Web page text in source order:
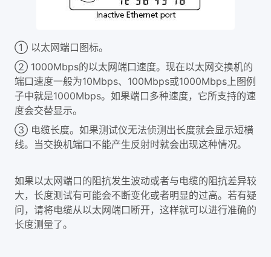
① 以太网端口图标。
② 1000Mbps的以太网端口速度。现在以太网交换机的
端口速度一般为10Mbps、100Mbps或1000Mbps上图例
子中就是1000Mbps。如果端口多种速度，它所支持的速
度会交替显示。
③ 电缆长度。如果测试仪无法侦测出长度就会显示短横
线。当交换机端口不能产生反射时就会出现这种情况。
如果以太网端口的阻抗发生波动或者与电缆的阻抗差异较
大，长度测试有可能会不断变化或者明显的过高。若有疑
问，请将电缆从以太网端口断开，这样就可以进行准确的
长度测量了。